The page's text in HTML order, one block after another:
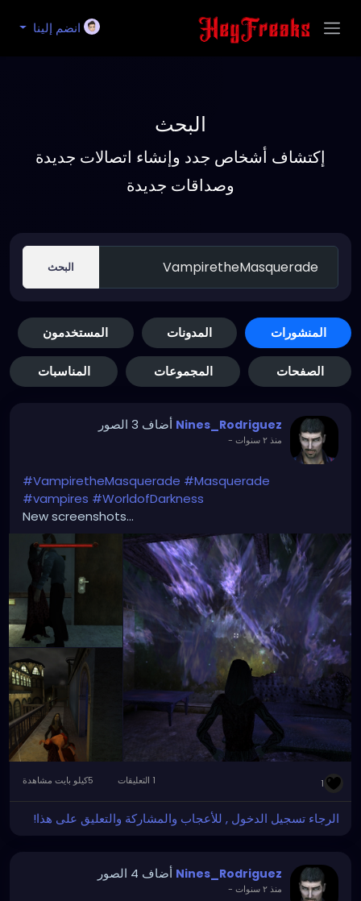
انضم إلينا
البحث
إكتشاف أشخاص جدد وإنشاء اتصالات جديدة
وصداقات جديدة
البحث
المنشورات المدونات المستخدمون
الصفحات المجموعات المناسبات
Nines_Rodriguez أضاف 3 الصور
منذ ٢ سنوات -
#VampiretheMasquerade #Masquerade
#vampires #WorldofDarkness
New screenshots...
1
الرجاء تسجيل الدخول , للأعجاب والمشاركة والتعليق على هذا!
Nines_Rodriguez أضاف 4 الصور
منذ ٢ سنوات -